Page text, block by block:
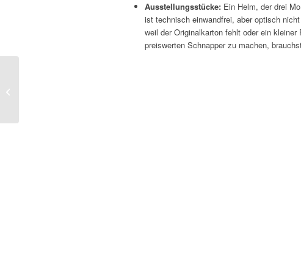
Ausstellungsstücke: Ein Helm, der drei
ist technisch einwandfrei, aber optisch
weil der Originalkarton fehlt oder ein
preiswerten Schnapper zu machen,